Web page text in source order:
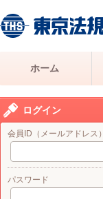
ホーム
ログイン
会員ID（メールアドレス）
パスワード